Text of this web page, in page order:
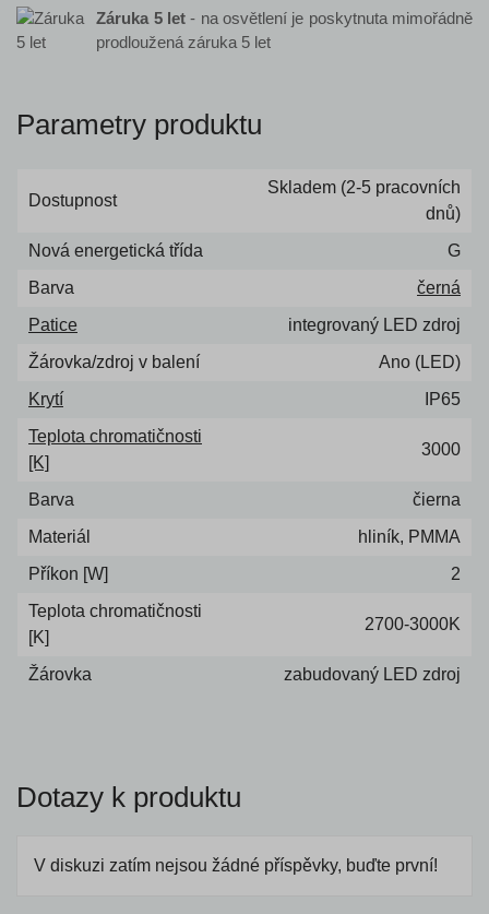
Záruka 5 let - na osvětlení je poskytnuta mimořádně
prodloužená záruka 5 let
Parametry produktu
Dostupnost
Skladem (2-5 pracovních
dnů)
Nová energetická třída
G
Barva
černá
Patice
integrovaný LED zdroj
Žárovka/zdroj v balení
Ano (LED)
Krytí
IP65
Teplota chromatičnosti
[K]
3000
Barva
čierna
Materiál
hliník, PMMA
Příkon [W]
2
Teplota chromatičnosti
[K]
2700-3000K
Žárovka zabudovaný LED zdroj
Dotazy k produktu
V diskuzi zatím nejsou žádné příspěvky, buďte první!